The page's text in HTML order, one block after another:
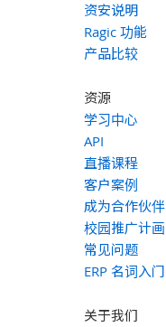
资安说明
Ragic 功能
产品比较
资源
学习中心
API
直播课程
客户案例
成为合作伙伴
校园推广计画
常见问题
ERP 名词入门
关于我们